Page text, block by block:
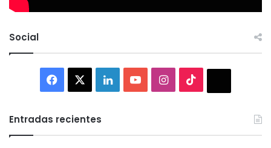
Social
Facebook LinkedInYouTubeInstagram
Entradas recientes